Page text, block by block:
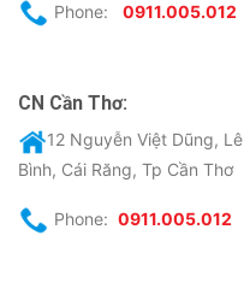
Phone: 0911.005.012
CN Cần Thơ:
12 Nguyễn Việt Dũng, Lê
Bình, Cái Răng, Tp Cần Thơ
Phone: 0911.005.012